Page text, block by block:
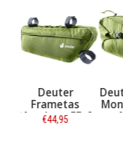
FB 6
Deuter Zadeltas
Mondego SB 16
Meadow
€59,95